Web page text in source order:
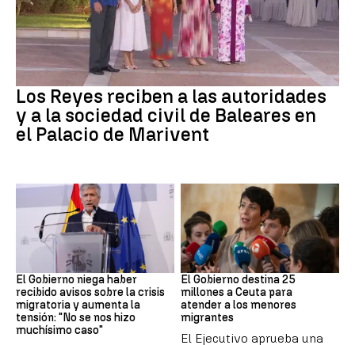
Los Reyes reciben a las autoridades
y a la sociedad civil de Baleares en
el Palacio de Marivent
El Gobierno niega haber
recibido avisos sobre la crisis
migratoria y aumenta la
tensión: "No se nos hizo
muchísimo caso"
Crisis migratoria
El Gobierno destina 25
millones a Ceuta para
atender a los menores
migrantes
El Ejecutivo aprueba una